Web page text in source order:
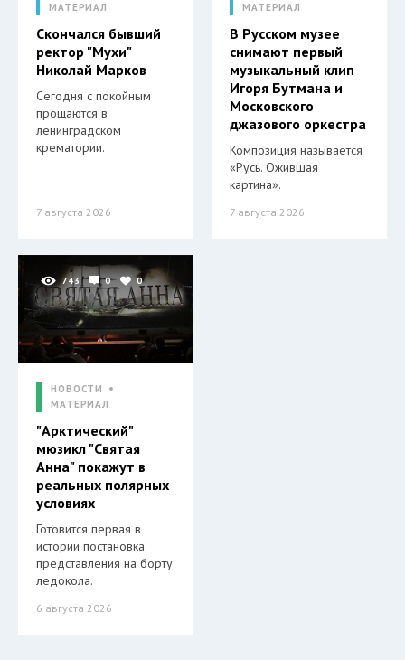
МАТЕРИАЛ
Скончался бывший
ректор "Мухи"
Николай Марков
Сегодня с покойным
прощаются в
ленинградском
крематории.
7 августа 2026
МАТЕРИАЛ
В Русском музее
снимают первый
музыкальный клип
Игоря Бутмана и
Московского
джазового оркестра
Композиция называется
«Русь. Ожившая
картина».
7 августа 2026
743 0 0
НОВОСТИ
МАТЕРИАЛ
"Арктический"
мюзикл "Святая
Анна" покажут в
реальных полярных
условиях
Готовится первая в
истории постановка
представления на борту
ледокола.
6 августа 2026